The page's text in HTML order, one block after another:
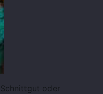
oder